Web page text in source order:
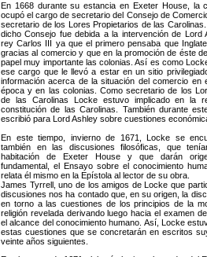
En 1668 durante su estancia en Exeter House, la
ocupó el cargo de secretario del Consejo de
secretario de los Lores Propietarios de las
dicho Consejo fue debida a la intervención de Lord
rey Carlos III ya que el primero pensaba que
gracias al comercio y que en la promoción de éste
papel muy importante las colonias. Así es como
ese cargo que le llevó a estar en un sitio
información acerca de la situación del comercio en
época y en las colonias. Como secretario de los
de las Carolinas Locke estuvo implicado en la
constitución de las Carolinas. También durante
escribió para Lord Ashley sobre cuestiones
En este tiempo, invierno de 1671, Locke se
también en las discusiones filosóficas, que
habitación de Exeter House y que darán
fundamental, el Ensayo sobre el conocimiento
relata él mismo en la Epístola al lector de su obra.
James Tyrrell, uno de los amigos de Locke que
discusiones nos ha contado que, en su origen, la
en torno a las cuestiones de los principios de la
religión revelada derivando luego hacia el examen
el alcance del conocimiento humano. Así, Locke
estas cuestiones que se concretarán en escritos
veinte años siguientes.